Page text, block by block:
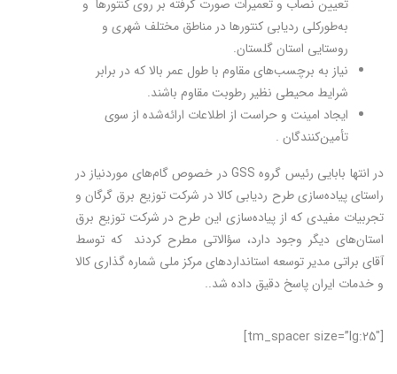
تعیین نصاب و تعمیرات صورت گرفته بر روی کنتورها و
به‌طورکلی ردیابی کنتورها در مناطق مختلف شهری و
روستایی استان گلستان.
نیاز به برچسب‌های مقاوم با طول عمر بالا که در برابر
شرایط محیطی نظیر رطوبت مقاوم باشند.
ایجاد امینت و حراست از اطلاعات ارائه‌شده از سوی
تأمین‌کنندگان .
در انتها بابایی رئیس گروه GSSدر خصوص گام‌های موردنیاز در
راستای پیاده‌سازی طرح ردیابی کالا در شرکت توزیع برق گرگان و
تجربیات مفیدی که از پیاده‌سازی این طرح در شرکت توزیع برق
استان‌های دیگر وجود دارد، سؤالاتی مطرح کردند که توسط
آقای براتی مدیر توسعه استانداردهای مرکز ملی شماره گذاری کالا
و خدمات ایران پاسخ دقیق داده شد..
[tm_spacer size=”lg:25″]